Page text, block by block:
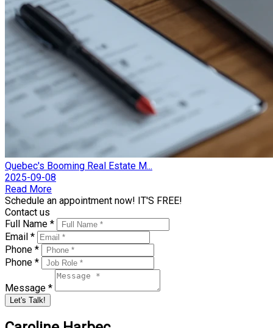
Quebec's Booming Real Estate M...
2025-09-08
Read More
Schedule an appointment now! IT'S FREE!
Contact us
Full Name *
Email *
Phone *
Phone *
Message *
Let's Talk!